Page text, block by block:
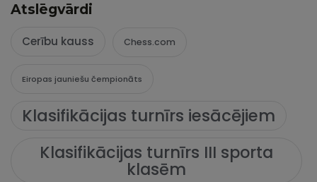
Atslēgvārdi
Cerību kauss Chess.com
Eiropas jauniešu čempionāts
Klasifikācijas turnīrs iesācējiem
Klasifikācijas turnīrs III sporta
klasēm